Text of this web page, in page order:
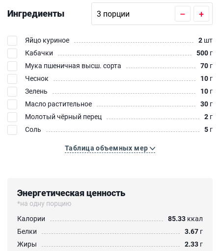
Ингредиенты – +
Яйцо куриное 2 шт
Кабачки
500 г
Мука пшеничная высш. сорта
70 г
Чеснок
10 г
Зелень
10 г
Масло растительное
30 г
Молотый чёрный перец
2 г
Соль
5 г
Таблица объемных мер
Энергетическая ценность
*на одну порцию
Калории
85.33 ккал
Белки
3.67 г
Жиры
2.33 г